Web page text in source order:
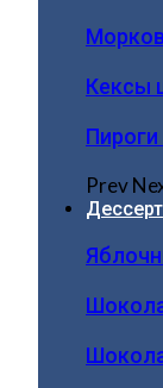
Кексы
Prev
Дессерт